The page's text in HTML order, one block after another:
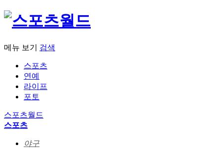
메뉴 보기 검색
스포츠
연예
라이프
포토
스포츠월드
스포츠
야구